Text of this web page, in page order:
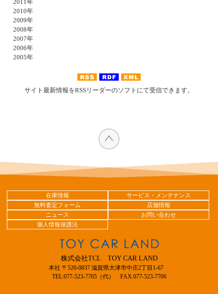
2011年
2010年
2009年
2008年
2007年
2006年
2005年
サイト最新情報をRSSリーダーのソフトにて受信できます。
在庫情報
サービス・メンテナンス
無料査定フォーム
店舗情報
ニュース
お問い合わせ
個人情報保護法
株式会社TCL TOY CAR LAND
本社 〒520-0837 滋賀県大津市中庄2丁目1-67
TEL:077-523-7705（代） FAX:077-523-7706